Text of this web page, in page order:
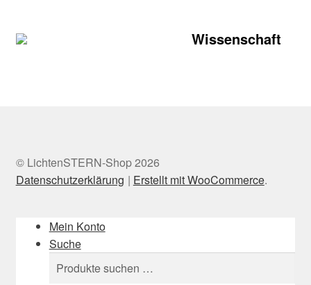
Wissenschaft
© LichtenSTERN-Shop 2026
Datenschutzerklärung
Erstellt mit WooCommerce.
Mein Konto
Suche
Suchen
nach:
Suchen